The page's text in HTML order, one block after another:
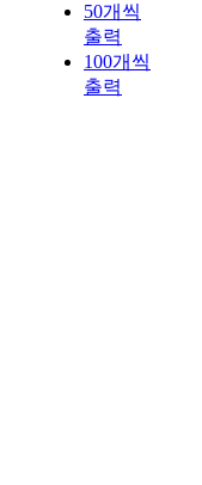
50개씩
출력
100개씩
출력